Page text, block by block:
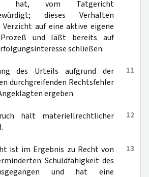
hat, vom Tatgericht
dieses Verhalten
auf eine aktive eigene
und läßt bereits auf
schließen.
11
des Urteils aufgrund der
durchgreifenden Rechtsfehler
ergeben.
12
hält materiellrechtlicher
13
ist im Ergebnis zu Recht von
Schuldfähigkeit des
und hat eine